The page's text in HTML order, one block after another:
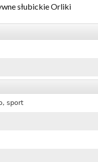
słubickie Orliki
sport